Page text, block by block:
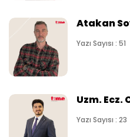
Atakan
Yazı Sayısı : 51
Uzm.
Yazı Sayısı : 23